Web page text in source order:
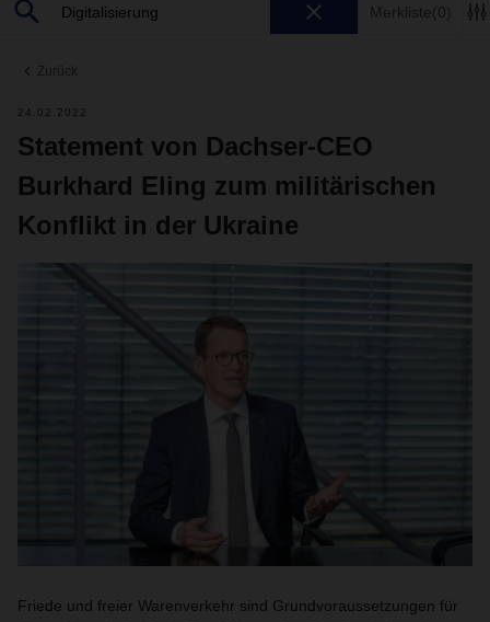
Merkliste(0)
Zurück
24.02.2022
Statement von Dachser-CEO
Burkhard Eling zum militärischen
Konflikt in der Ukraine
Friede und freier Warenverkehr sind Grundvoraussetzungen für